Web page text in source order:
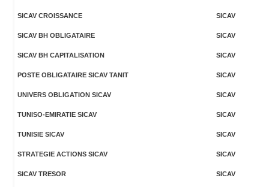
SICAV CROISSANCE SICAV
SICAV BH OBLIGATAIRE SICAV
SICAV BH CAPITALISATION SICAV
POSTE OBLIGATAIRE SICAV TANIT SICAV
UNIVERS OBLIGATION SICAV SICAV
TUNISO-EMIRATIE SICAV SICAV
TUNISIE SICAV SICAV
STRATEGIE ACTIONS SICAV SICAV
SICAV TRESOR SICAV